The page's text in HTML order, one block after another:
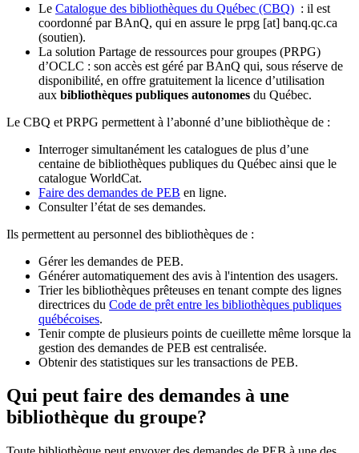
Le Catalogue des bibliothèques du Québec (CBQ) : il est
coordonné par BAnQ, qui en assure le prpg [at] banq.qc.ca
(soutien).
La solution Partage de ressources pour groupes (PRPG)
d’OCLC : son accès est géré par BAnQ qui, sous réserve de
disponibilité, en offre gratuitement la licence d’utilisation
aux bibliothèques publiques autonomes du Québec.
Le CBQ et PRPG permettent à l’abonné d’une bibliothèque de :
Interroger simultanément les catalogues de plus d’une
centaine de bibliothèques publiques du Québec ainsi que le
catalogue WorldCat.
Faire des demandes de PEB en ligne.
Consulter l’état de ses demandes.
Ils permettent au personnel des bibliothèques de :
Gérer les demandes de PEB.
Générer automatiquement des avis à l'intention des usagers.
Trier les bibliothèques prêteuses en tenant compte des lignes
directrices du Code de prêt entre les bibliothèques publiques
québécoises.
Tenir compte de plusieurs points de cueillette même lorsque la
gestion des demandes de PEB est centralisée.
Obtenir des statistiques sur les transactions de PEB.
Qui peut faire des demandes à une
bibliothèque du groupe?